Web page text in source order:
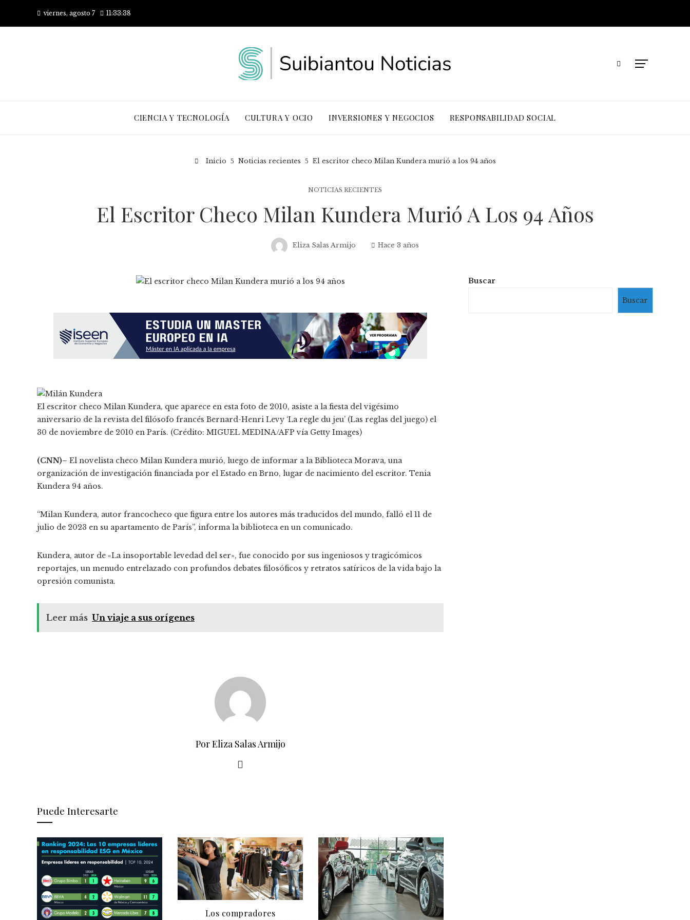
viernes, agosto 7 11:33:39
CIENCIA Y TECNOLOGÍA CULTURA Y OCIO INVERSIONES Y NEGOCIOS RESPONSABILIDAD SOCIAL
Inicio Noticias recientes El escritor checo Milan Kundera murió a los 94 años
NOTICIAS RECIENTES
El Escritor Checo Milan Kundera Murió A Los 94 Años
Eliza Salas Armijo Hace 3 años
El escritor checo Milan Kundera, que aparece en esta foto de 2010, asiste a la fiesta del vigésimo
aniversario de la revista del filósofo francés Bernard-Henri Levy ‘La regle du jeu’ (Las reglas del juego) el
30 de noviembre de 2010 en París. (Crédito: MIGUEL MEDINA/AFP vía Getty Images)
(CNN)– El novelista checo Milan Kundera murió, luego de informar a la Biblioteca Morava, una
organización de investigación financiada por el Estado en Brno, lugar de nacimiento del escritor. Tenia
Kundera 94 años.
“Milan Kundera, autor francocheco que figura entre los autores más traducidos del mundo, falló el 11 de
julio de 2023 en su apartamento de París”, informa la biblioteca en un comunicado.
Kundera, autor de «La insoportable levedad del ser», fue conocido por sus ingeniosos y tragicómicos
reportajes, un menudo entrelazado con profundos debates filosóficos y retratos satíricos de la vida bajo la
opresión comunista.
Leer más Un viaje a sus orígenes
Por Eliza Salas Armijo
Puede Interesarte
Los compradores
Buscar
Buscar